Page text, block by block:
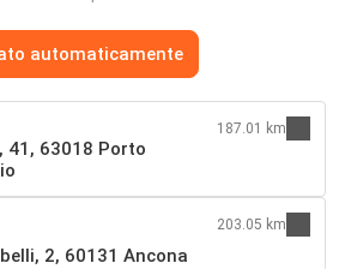
automaticamente
41, 63018 Porto
187.01 km
2, 60131 Ancona
203.05 km